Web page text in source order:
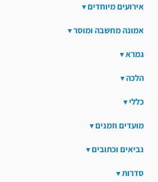
אירועים מיוחדים
אמונה מחשבה ומוסר
גמרא
הלכה
כללי
מועדים וזמנים
נביאים וכתובים
סדרות